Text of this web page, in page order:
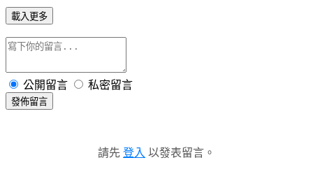
載入更多
公開留言 私密留言
發佈留言
請先 登入 以發表留言。